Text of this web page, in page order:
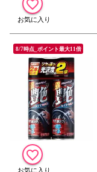
8/7時点_ポイント最大11倍